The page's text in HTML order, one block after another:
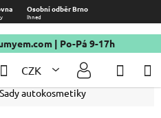
Osobní odběr Brno
Ihned
| Po-Pá 9-17h
CZK
Hledat
Sady autokosmetiky